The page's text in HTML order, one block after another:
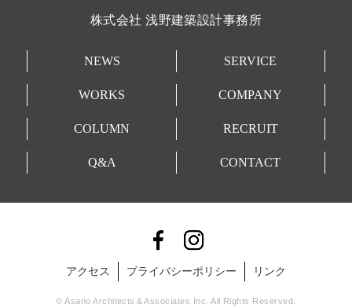
株式会社 浅野建築設計事務所
NEWS SERVICE
WORKS COMPANY
COLUMN RECRUIT
Q&A CONTACT
アクセス プライバシーポリシー リンク
© Asano Architects＆Associates Inc. All Rights Reserved.